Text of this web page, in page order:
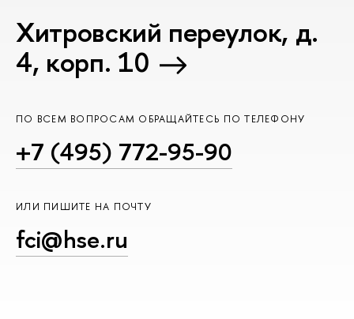
Хитровский переулок, д.
4, корп. 10
ПО ВСЕМ ВОПРОСАМ ОБРАЩАЙТЕСЬ ПО ТЕЛЕФОНУ
+7 (495) 772-95-90
ИЛИ ПИШИТЕ НА ПОЧТУ
fci@hse.ru